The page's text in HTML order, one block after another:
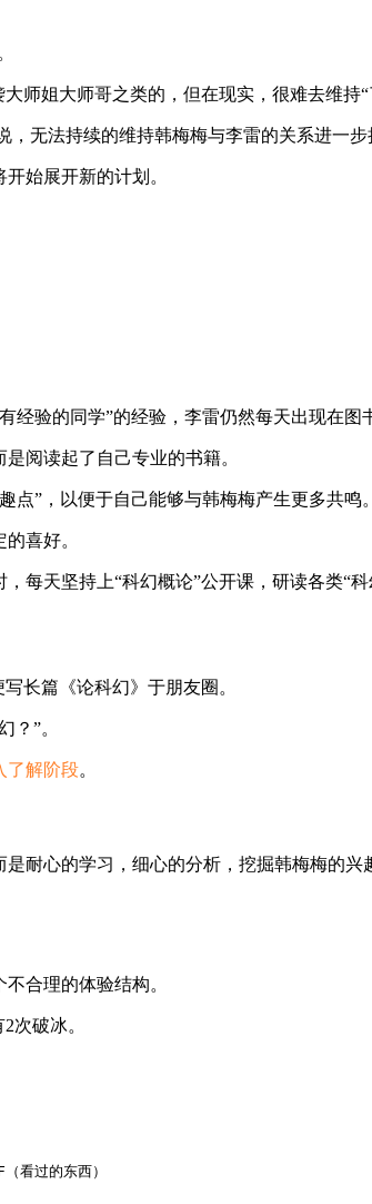
师姐大师哥之类的，但在现实，很难去维持
，无法持续的维持韩梅梅与李雷的关系进一
始展开新的计划。
验的同学”的经验，李雷仍然每天出现在图
阅读起了自己专业的书籍。
点”，以便于自己能够与韩梅梅产生更多共鸣
喜好。
每天坚持上“科幻概论”公开课，研读各类“
长篇《论科幻》于朋友圈。
？”。
了解阶段。
是耐心的学习，细心的分析，挖掘韩梅梅的
合理的体验结构。
次破冰。
看过的东西）